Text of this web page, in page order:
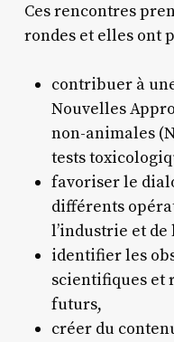
Ces rencontres
rondes et elles ont
contribuer à
Nouvelles
non-animales
tests
favoriser le
différents
l’industrie et
identifier les
scientifiques et
futurs,
créer du